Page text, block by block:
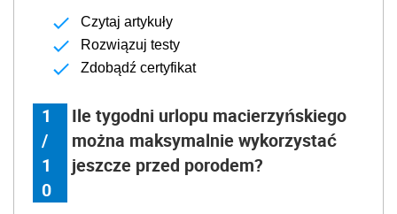
Czytaj artykuły
Rozwiązuj testy
Zdobądź certyfikat
1
/
1
0
Ile tygodni urlopu macierzyńskiego
można maksymalnie wykorzystać
jeszcze przed porodem?